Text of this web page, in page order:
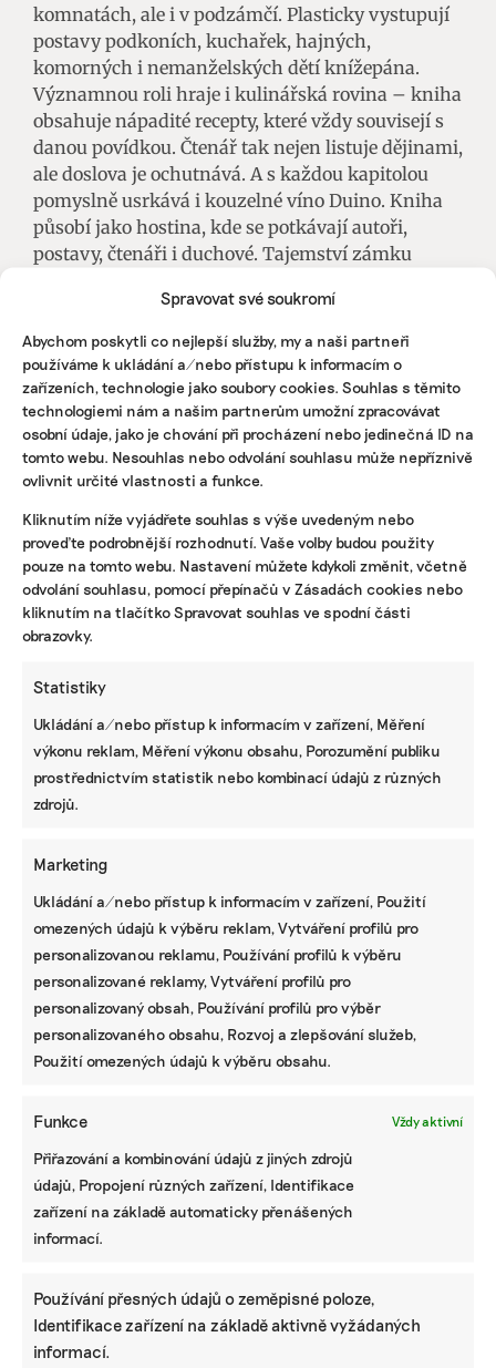
Spravovat své soukromí
Abychom poskytli co nejlepší služby, my a naši partneři
používáme k ukládání a/nebo přístupu k informacím o
zařízeních, technologie jako soubory cookies. Souhlas s těmito
technologiemi nám a našim partnerům umožní zpracovávat
osobní údaje, jako je chování při procházení nebo jedinečná ID na
tomto webu. Nesouhlas nebo odvolání souhlasu může nepříznivě
ovlivnit určité vlastnosti a funkce.
Kliknutím níže vyjádřete souhlas s výše uvedeným nebo
proveďte podrobnější rozhodnutí. Vaše volby budou použity
pouze na tomto webu. Nastavení můžete kdykoli změnit, včetně
odvolání souhlasu, pomocí přepínačů v Zásadách cookies nebo
kliknutím na tlačítko Spravovat souhlas ve spodní části
obrazovky.
Statistiky
Ukládání a/nebo přístup k informacím v zařízení, Měření
výkonu reklam, Měření výkonu obsahu, Porozumění publiku
prostřednictvím statistik nebo kombinací údajů z různých
zdrojů.
Marketing
Ukládání a/nebo přístup k informacím v zařízení, Použití
omezených údajů k výběru reklam, Vytváření profilů pro
personalizovanou reklamu, Používání profilů k výběru
personalizované reklamy, Vytváření profilů pro
personalizovaný obsah, Používání profilů pro výběr
personalizovaného obsahu, Rozvoj a zlepšování služeb,
Použití omezených údajů k výběru obsahu.
Funkce Vždy aktivní
Přiřazování a kombinování údajů z jiných zdrojů
údajů, Propojení různých zařízení, Identifikace
zařízení na základě automaticky přenášených
informací.
Používání přesných údajů o zeměpisné poloze,
Identifikace zařízení na základě aktivně vyžádaných
informací.
komnatách, ale i v podzámčí. Plasticky vystupují
postavy podkoních, kuchařek, hajných,
komorných i nemanželských dětí knížepána.
Významnou roli hraje i kulinářská rovina – kniha
obsahuje nápadité recepty, které vždy souvisejí s
danou povídkou. Čtenář tak nejen listuje dějinami,
ale doslova je ochutnává. A s každou kapitolou
pomyslně usrkává i kouzelné víno Duino. Kniha
působí jako hostina, kde se potkávají autoři,
postavy, čtenáři i duchové. Tajemství zámku
promyšleně vystavěná paměť jednoho místa,
vyprávěná s úctou, hravostí i nadhledem.
Zámek Loučeňje jednou z nejnavštěvovanějších
památek ve Středočeském kraji. Zámek,
postavený na počátku 18. století a vlastněný rody
Valdštejnů, Furstenberků a Thurn-Taxisů, je
provozovaný společností Zámek Loučeň a.s. a od 7.
7. 2007. je přístupný veřejnosti. Lákadlem pro
návštěvníky je kromě prohlídek s kostýmovanými
průvodci rozlehlý romantický anglický park s
labyrintáriem, unikátní kolekcí 12 labyrintnů a
bludišť, postavené dle návrhu britského
projektanta Adriana Fishera. Celý zámecký areál
http://www.zamekloucen.cz/
labyrint, který na Loučeni vznikl při příležitosti
700 let od narození Karla IV., má velikost, tvar i
symboliku inspirovanou labyrintem katedrály v
Chartres. Loučenský areál je ideálním místem s
gastronomickými zážitky. Zámecké prostory i
malým konferencím. Blízkost hlavního města
zaručuje snadnou dopravní dostupnost. Destinace
nabízí městské služby s venkovskou srdečností.
Na zámku v Loučeni se ocitnou návštěvníci na
místě plné zeleně a čerstvého vzduchu, kde lze
realizovat vlastní aktivity, včetně pohybového
fitness, tvůrčích dílen, hudebních produkcí,
postarají v zámecké restauraci, kde si zájemci
mohou dát i místní specialitu Čápy s mákem.
Zámek Loučeň je otevřený všem nápadům, lze zde
realizovat doslova cokoli. Je známý také svými
Family days, na které se sjíždějí rodiny z celé
rodinnou dovolenou. Je ideálním místem nejenom
pro oblíbené piknikování, kdekoli se Vám zlíbí, ale
jeho odlehlé části se výborně hodí k meditacím,